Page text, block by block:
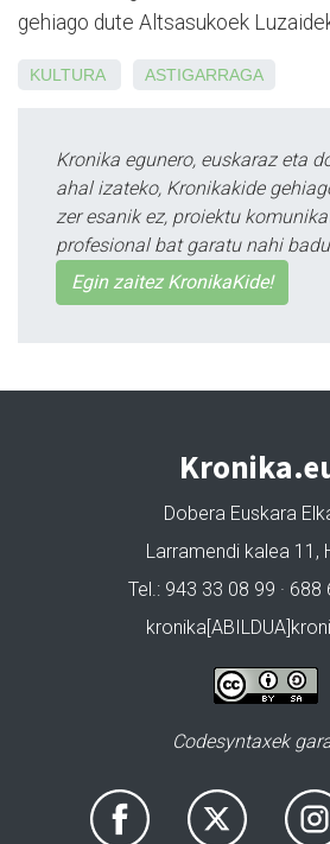
gehiago dute Altsasukoek
KULTURA ASTIGARRAGA
Kronika egunero, euskaraz eta
ahal izateko, Kronikakide
zer esanik ez, proiektu
profesional bat garatu nahi
Egin zaitez KronikaKide!
Dobera Euskara
Larramendi kalea 11,
Tel.: 943 33 08 99 · 688
Codesyntaxek